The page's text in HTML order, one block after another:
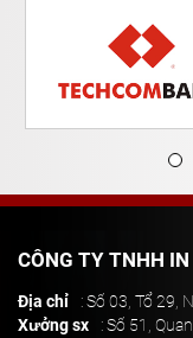
CÔNG TY TNHH
Địa chỉ
: Số 03, Tổ 29,
Xưởng sx
: Số 51,